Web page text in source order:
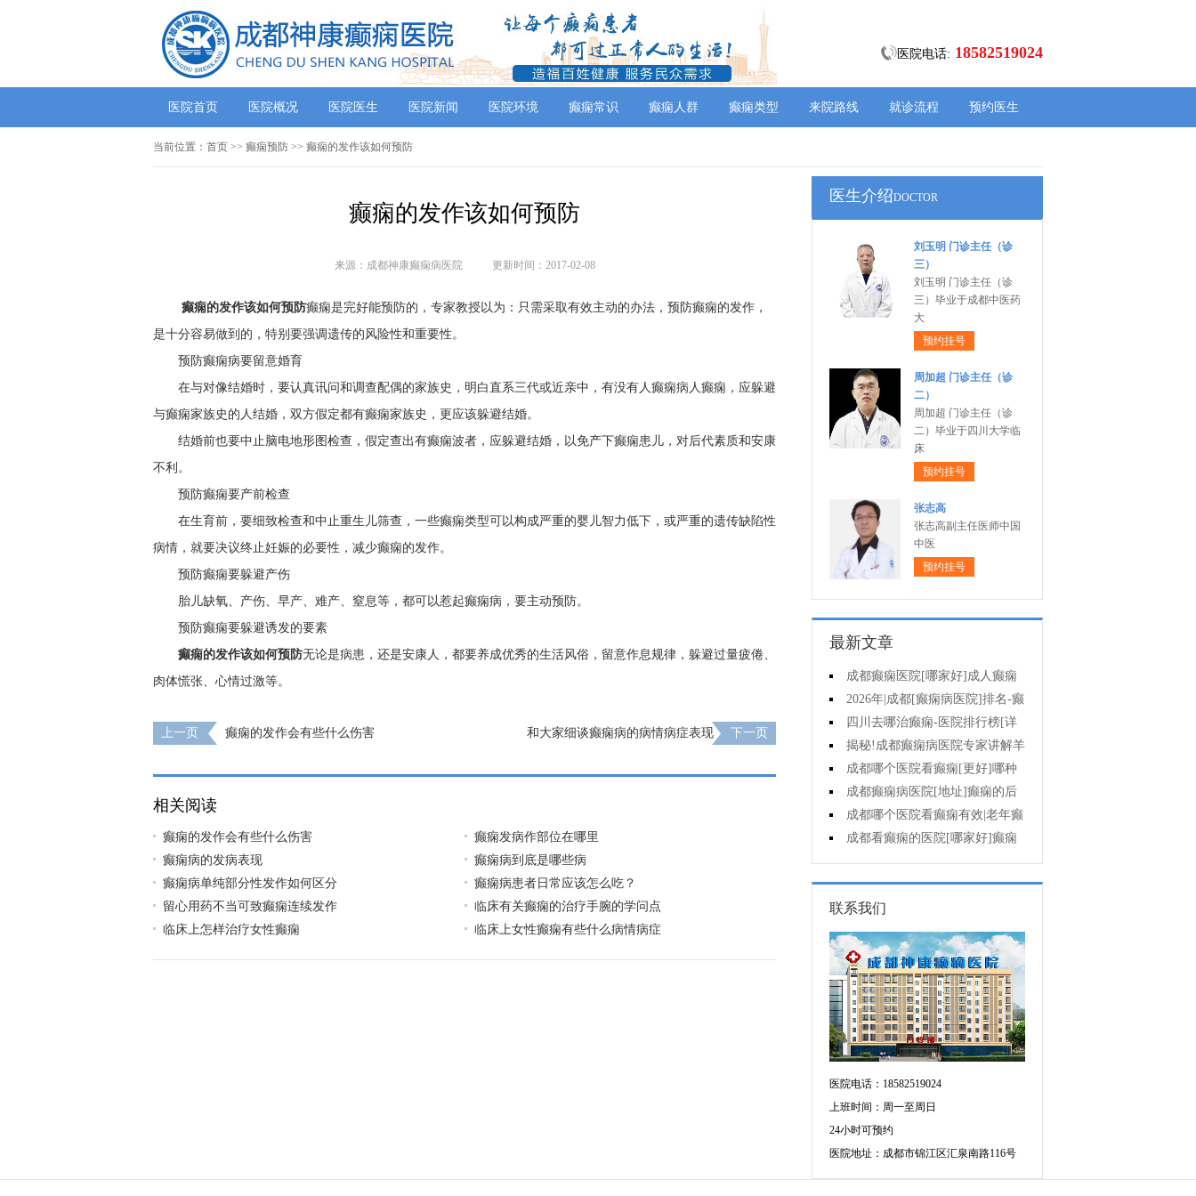
医院电话: 18582519024
医院首页 医院概况 医院医生 医院新闻 医院环境 癫痫常识 癫痫人群 癫痫类型 来院路线 就诊流程 预约医生
当前位置： 首页 >> 癫痫预防 >> 癫痫的发作该如何预防
癫痫的发作该如何预防
来源：成都神康癫痫病医院 更新时间：2017-02-08
癫痫的发作该如何预防癫痫是完好能预防的，专家教授以为：只需采取有效主动的办法，预防癫痫的发作，
是十分容易做到的，特别要强调遗传的风险性和重要性。
预防癫痫病要留意婚育
在与对像结婚时，要认真讯问和调查配偶的家族史，明白直系三代或近亲中，有没有人癫痫病人癫痫，应躲避
与癫痫家族史的人结婚，双方假定都有癫痫家族史，更应该躲避结婚。
结婚前也要中止脑电地形图检查，假定查出有癫痫波者，应躲避结婚，以免产下癫痫患儿，对后代素质和安康
不利。
预防癫痫要产前检查
在生育前，要细致检查和中止重生儿筛查，一些癫痫类型可以构成严重的婴儿智力低下，或严重的遗传缺陷性
病情，就要决议终止妊娠的必要性，减少癫痫的发作。
预防癫痫要躲避产伤
胎儿缺氧、产伤、早产、难产、窒息等，都可以惹起癫痫病，要主动预防。
预防癫痫要躲避诱发的要素
癫痫的发作该如何预防无论是病患，还是安康人，都要养成优秀的生活风俗，留意作息规律，躲避过量疲倦、
肉体慌张、心情过激等。
上一页 癫痫的发作会有些什么伤害 和大家细谈癫痫病的病情病症表现 下一页
相关阅读
癫痫的发作会有些什么伤害
癫痫发病作部位在哪里
癫痫病的发病表现
癫痫病到底是哪些病
癫痫病单纯部分性发作如何区分
癫痫病患者日常应该怎么吃？
留心用药不当可致癫痫连续发作
临床有关癫痫的治疗手腕的学问点
临床上怎样治疗女性癫痫
临床上女性癫痫有些什么病情病症
医生介绍DOCTOR
刘玉明 门诊主任（诊
三）
刘玉明 门诊主任（诊
三）毕业于成都中医药
大
预约挂号
周加超 门诊主任（诊
二）
周加超 门诊主任（诊
二）毕业于四川大学临
床
预约挂号
张志高
张志高副主任医师中国
中医
预约挂号
最新文章
成都癫痫医院[哪家好]成人癫痫
发作的原因有哪些?
2026年|成都[癫痫病医院]排名-癫
痫病要注意什么?
四川去哪治癫痫-医院排行榜[详
细排名]女性癫痫怎么治疗?
揭秘!成都癫痫病医院专家讲解羊
癫疯对不同年龄段病人的影响?
成都哪个医院看癫痫[更好]哪种
方法治母猪疯很有效?
成都癫痫病医院[地址]癫痫的后
遗症有什么?
成都哪个医院看癫痫有效|老年癫
痫早期的治疗?
成都看癫痫的医院[哪家好]癫痫
对病人的危害?
联系我们
医院电话：18582519024
上班时间：周一至周日
24小时可预约
医院地址：成都市锦江区汇泉南路116号